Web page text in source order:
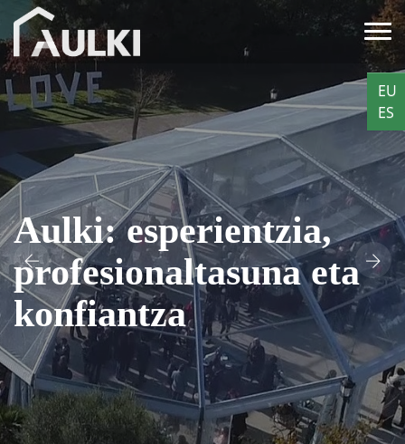
EU
ES
Aulki: esperientzia,
profesionaltasuna eta
konfiantza